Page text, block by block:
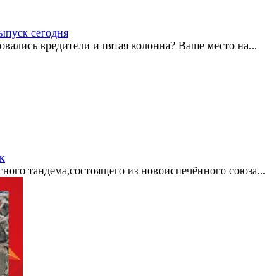
сегодня
вредители и пятая колонна? Ваше место на...
тандема,состоящего из новоиспечённого союза...